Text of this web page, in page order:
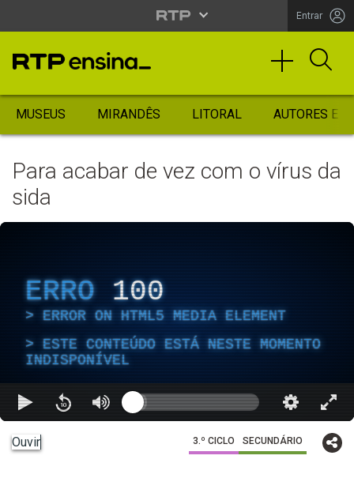
Entrar
MUSEUS MIRANDÊS LITORAL AUTORES
Para acabar de vez com o vírus da
sida
ERRO 100
ERROR ON HTML5 MEDIA ELEMENT
ESTE CONTEÚDO ESTÁ NESTE MOMENTO
INDISPONÍVEL
Ouvir 3.º CICLO SECUNDÁRIO